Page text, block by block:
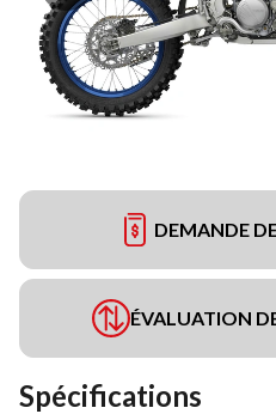
DEMANDE
ÉVALUATION
Spécifications